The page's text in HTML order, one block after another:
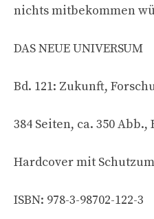
nichts mitbekommen
DAS NEUE UNIVERSUM
Bd. 121: Zukunft,
384 Seiten, ca. 350 Abb.,
Hardcover mit
ISBN: 978-3-98702-122-3